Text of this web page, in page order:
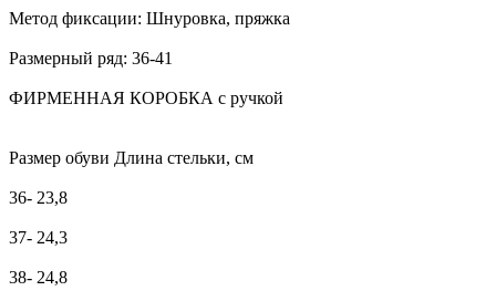
Метод фиксации: Шнуровка, пряжка
Размерный ряд: 36-41
ФИРМЕННАЯ КОРОБКА с ручкой
Размер обуви Длина стельки, см
36- 23,8
37- 24,3
38- 24,8